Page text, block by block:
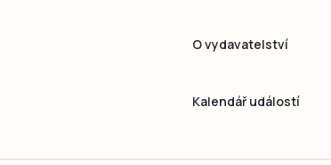
O vydavatelství
Kalendář událostí